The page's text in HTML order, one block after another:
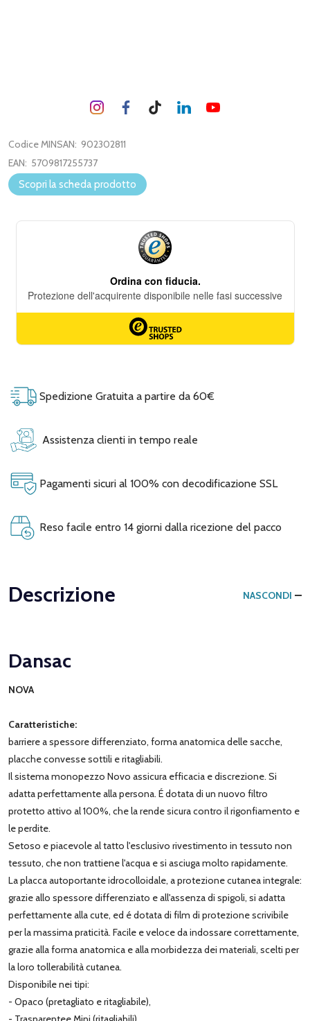
Codice MINSAN: 902302811
EAN: 5709817255737
Scopri la scheda prodotto
Spedizione Gratuita a partire da 60€
Assistenza clienti in tempo reale
Pagamenti sicuri al 100% con decodificazione SSL
Reso facile entro 14 giorni dalla ricezione del pacco
Descrizione NASCONDI
Dansac
NOVA
Caratteristiche:
barriere a spessore differenziato, forma anatomica delle sacche,
placche convesse sottili e ritagliabili.
Il sistema monopezzo Novo assicura efficacia e discrezione. Si
adatta perfettamente alla persona. É dotata di un nuovo filtro
protetto attivo al 100%, che la rende sicura contro il rigonfiamento e
le perdite.
Setoso e piacevole al tatto l'esclusivo rivestimento in tessuto non
tessuto, che non trattiene l'acqua e si asciuga molto rapidamente.
La placca autoportante idrocolloidale, a protezione cutanea integrale:
grazie allo spessore differenziato e all'assenza di spigoli, si adatta
perfettamente alla cute, ed é dotata di film di protezione scrivibile
per la massima praticità. Facile e veloce da indossare correttamente,
grazie alla forma anatomica e alla morbidezza dei materiali, scelti per
la loro tollerabilità cutanea.
Disponibile nei tipi:
- Opaco (pretagliato e ritagliabile),